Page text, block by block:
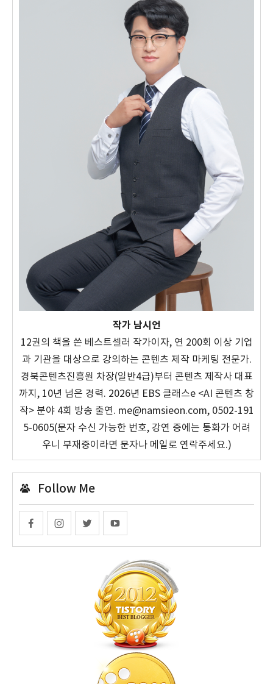
작가 남시언
12권의 책을 쓴 베스트셀러 작가이자, 연 200회 이상 기업
과 기관을 대상으로 강의하는 콘텐츠 제작 마케팅 전문가.
경북콘텐츠진흥원 차장(일반4급)부터 콘텐츠 제작사 대표
까지, 10년 넘은 경력. 2026년 EBS 클래스e <AI 콘텐츠 창
작> 분야 4회 방송 출연. me@namsieon.com, 0502-191
5-0605(문자 수신 가능한 번호, 강연 중에는 통화가 어려
우니 부재중이라면 문자나 메일로 연락주세요.)
Follow Me